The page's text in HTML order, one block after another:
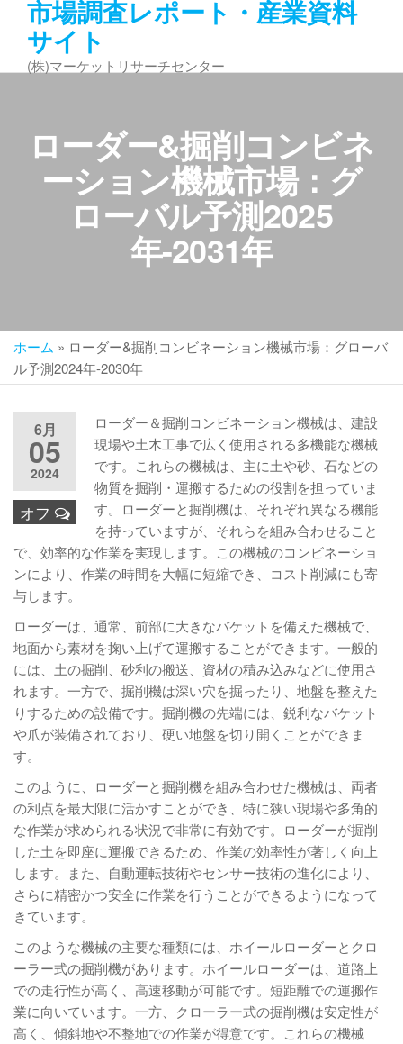
ン
市場調査レポート・産業資料
サイト
(株)マーケットリサーチセンター
ローダー&掘削コンビネ
ーション機械市場：グ
ローバル予測2025
年-2031年
ホーム » ローダー&掘削コンビネーション機械市場：グローバ
ル予測2024年-2030年
6月
05
2024
オフ
ローダー＆掘削コンビネーション機械は、建設
現場や土木工事で広く使用される多機能な機械
です。これらの機械は、主に土や砂、石などの
物質を掘削・運搬するための役割を担っていま
す。ローダーと掘削機は、それぞれ異なる機能
を持っていますが、それらを組み合わせること
で、効率的な作業を実現します。この機械のコンビネーショ
ンにより、作業の時間を大幅に短縮でき、コスト削減にも寄
与します。
ローダーは、通常、前部に大きなバケットを備えた機械で、
地面から素材を掬い上げて運搬することができます。一般的
には、土の掘削、砂利の搬送、資材の積み込みなどに使用さ
れます。一方で、掘削機は深い穴を掘ったり、地盤を整えた
りするための設備です。掘削機の先端には、鋭利なバケット
や爪が装備されており、硬い地盤を切り開くことができま
す。
このように、ローダーと掘削機を組み合わせた機械は、両者
の利点を最大限に活かすことができ、特に狭い現場や多角的
な作業が求められる状況で非常に有効です。ローダーが掘削
した土を即座に運搬できるため、作業の効率性が著しく向上
します。また、自動運転技術やセンサー技術の進化により、
さらに精密かつ安全に作業を行うことができるようになって
きています。
このような機械の主要な種類には、ホイールローダーとクロ
ーラー式の掘削機があります。ホイールローダーは、道路上
での走行性が高く、高速移動が可能です。短距離での運搬作
業に向いています。一方、クローラー式の掘削機は安定性が
高く、傾斜地や不整地での作業が得意です。これらの機械